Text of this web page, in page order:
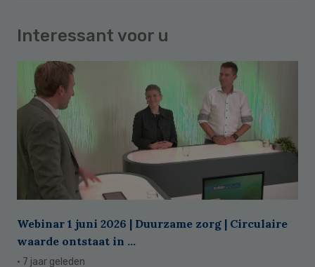
Interessant voor u
Webinar 1 juni 2026 | Duurzame zorg | Circulaire
waarde ontstaat in ...
· 7 jaar geleden